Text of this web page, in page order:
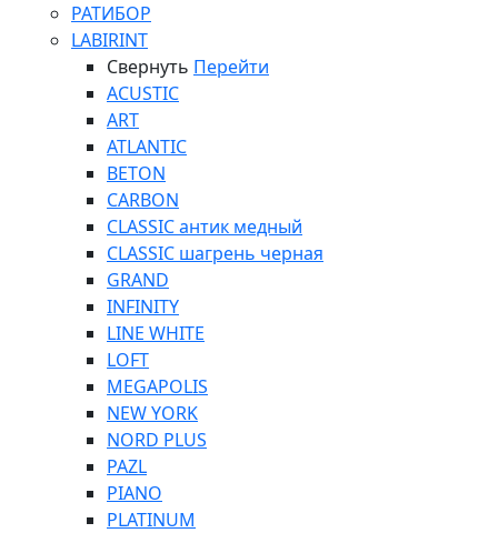
РАТИБОР
LABIRINT
Свернуть Перейти
ACUSTIC
ART
ATLANTIC
BETON
CARBON
CLASSIC антик медный
CLASSIC шагрень черная
GRAND
INFINITY
LINE WHITE
LOFT
MEGAPOLIS
NEW YORK
NORD PLUS
PAZL
PIANO
PLATINUM